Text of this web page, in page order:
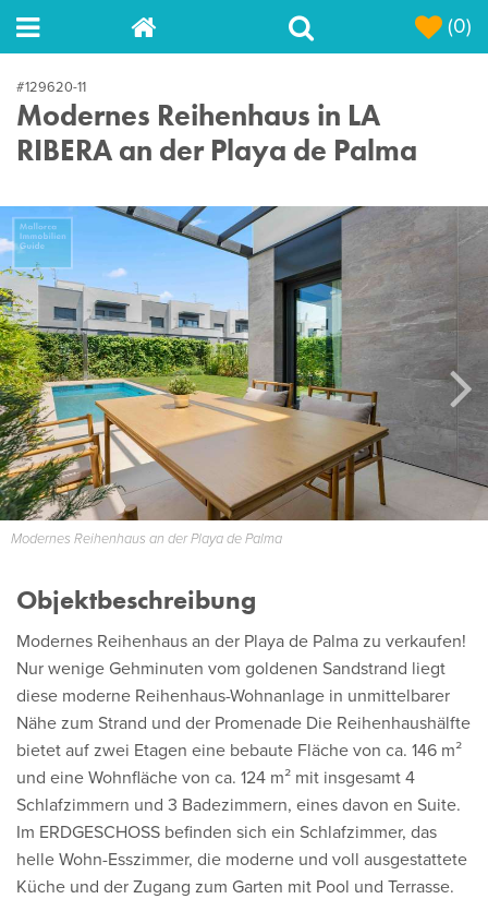
(0)
#129620-11
Modernes Reihenhaus in LA
RIBERA an der Playa de Palma
Modernes Reihenhaus an der Playa de Palma
Next
Objektbeschreibung
Modernes Reihenhaus an der Playa de Palma zu verkaufen!
Nur wenige Gehminuten vom goldenen Sandstrand liegt
diese moderne Reihenhaus-Wohnanlage in unmittelbarer
Nähe zum Strand und der Promenade Die Reihenhaushälfte
bietet auf zwei Etagen eine bebaute Fläche von ca. 146 m²
und eine Wohnfläche von ca. 124 m² mit insgesamt 4
Schlafzimmern und 3 Badezimmern, eines davon en Suite.
Im ERDGESCHOSS befinden sich ein Schlafzimmer, das
helle Wohn-Esszimmer, die moderne und voll ausgestattete
Küche und der Zugang zum Garten mit Pool und Terrasse.